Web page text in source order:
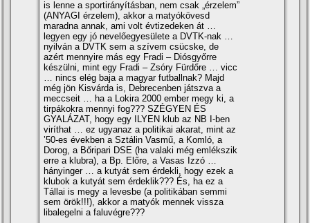
is lenne a sportirányí­tásban, nem csak „érzelem”
(ANYAGI érzelem), akkor a matyókövesd
maradna annak, ami volt évtizedeken át …
legyen egy jó nevelőegyesülete a DVTK-nak …
nyilván a DVTK sem a szí­vem csücske, de
azért mennyire más egy Fradi – Diósgyőrre
készülni, mint egy Fradi – Zsóry Fürdőre … vicc
… nincs elég baja a magyar futballnak? Majd
még jön Kisvárda is, Debrecenben játszva a
meccseit … ha a Lokira 2000 ember megy ki, a
tirpákokra mennyi fog??? SZÉGYEN ÉS
GYALÁZAT, hogy egy ILYEN klub az NB I-ben
virí­that … ez ugyanaz a politikai akarat, mint az
’50-es években a Sztálin Vasmű, a Komló, a
Dorog, a Bőripari DSE (ha valaki még emlékszik
erre a klubra), a Bp. Előre, a Vasas Izzó …
hányinger … a kutyát sem érdekli, hogy ezek a
klubok a kutyát sem érdeklik??? És, ha ez a
Tállai is megy a levesbe (a politikában semmi
sem örök!!!), akkor a matyók mennek vissza
libalegelni a faluvégre???